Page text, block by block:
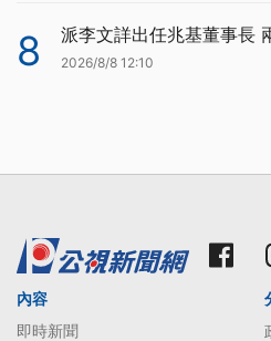
8 派李文詳出任兆基董事長
2026/8/8 12:10
內容
即時新聞